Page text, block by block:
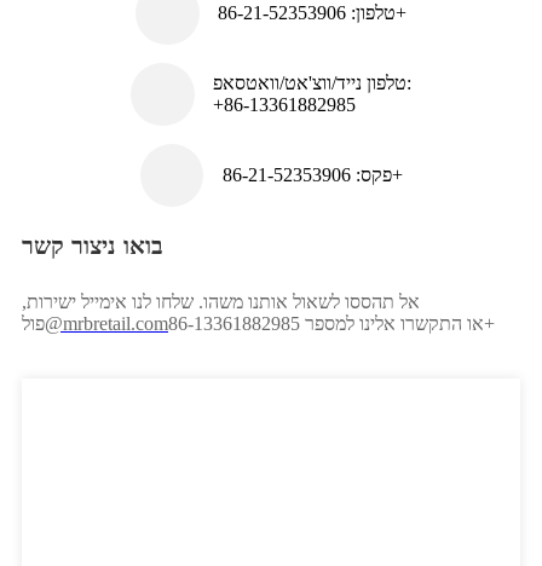
טלפון: 86-21-52353906+
טלפון נייד/ווצ'אט/וואטסאפ:
+86-13361882985
פקס: 86-21-52353906+
בואו ניצור קשר
אל תהססו לשאול אותנו משהו. שלחו לנו אימייל ישירות,
פול@mrbretail.com או התקשרו אלינו למספר 86-13361882985+